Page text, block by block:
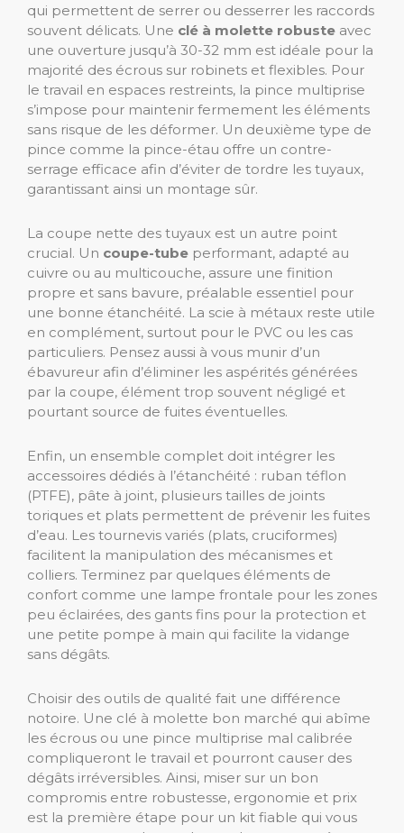
qui permettent de serrer ou desserrer les raccords
souvent délicats. Une clé à molette robuste avec
une ouverture jusqu’à 30-32 mm est idéale pour la
majorité des écrous sur robinets et flexibles. Pour
le travail en espaces restreints, la pince multiprise
s’impose pour maintenir fermement les éléments
sans risque de les déformer. Un deuxième type de
pince comme la pince-étau offre un contre-
serrage efficace afin d’éviter de tordre les tuyaux,
garantissant ainsi un montage sûr.
La coupe nette des tuyaux est un autre point
crucial. Un coupe-tube performant, adapté au
cuivre ou au multicouche, assure une finition
propre et sans bavure, préalable essentiel pour
une bonne étanchéité. La scie à métaux reste utile
en complément, surtout pour le PVC ou les cas
particuliers. Pensez aussi à vous munir d’un
ébavureur afin d’éliminer les aspérités générées
par la coupe, élément trop souvent négligé et
pourtant source de fuites éventuelles.
Enfin, un ensemble complet doit intégrer les
accessoires dédiés à l’étanchéité : ruban téflon
(PTFE), pâte à joint, plusieurs tailles de joints
toriques et plats permettent de prévenir les fuites
d’eau. Les tournevis variés (plats, cruciformes)
facilitent la manipulation des mécanismes et
colliers. Terminez par quelques éléments de
confort comme une lampe frontale pour les zones
peu éclairées, des gants fins pour la protection et
une petite pompe à main qui facilite la vidange
sans dégâts.
Choisir des outils de qualité fait une différence
notoire. Une clé à molette bon marché qui abîme
les écrous ou une pince multiprise mal calibrée
compliqueront le travail et pourront causer des
dégâts irréversibles. Ainsi, miser sur un bon
compromis entre robustesse, ergonomie et prix
est la première étape pour un kit fiable qui vous